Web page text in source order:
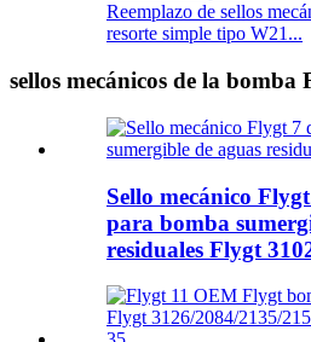
Reemplazo de sellos
resorte simple tipo W21...
sellos mecánicos de la bomba
Sello mecánico
para bomba
residuales Flygt